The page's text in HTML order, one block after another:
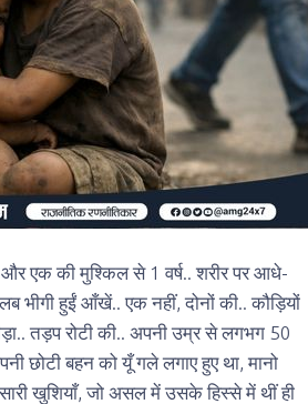
एक की मुश्किल से 1 वर्ष.. शरीर पर आधे-
हुईं आँखें.. एक नहीं, दोनों की.. कौड़ियों
तड़प रोटी की.. अपनी उम्र से लगभग 50
छोटी बहन को यूँ गले लगाए हुए था, मानो
खुशियाँ, जो असल में उसके हिस्से में थीं ही